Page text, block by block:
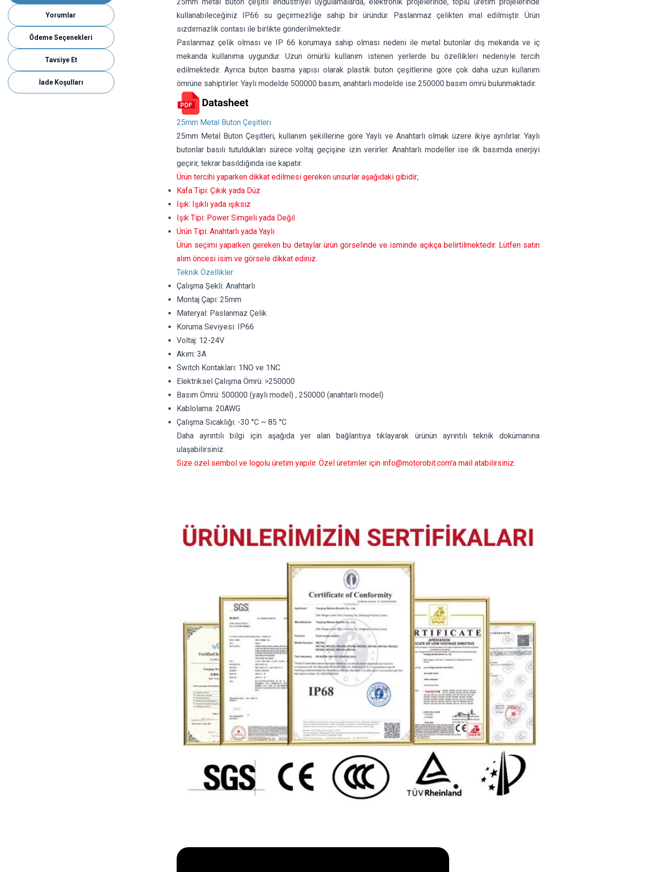
Yorumlar
Ödeme Seçenekleri
Tavsiye Et
İade Koşulları
kullanabileceğiniz IP66 su geçirmezliğe sahip bir üründür. Paslanmaz çelikten imal edilmiştir. Ürün
sızdırmazlık contası ile birlikte gönderilmektedir.
Paslanmaz çelik olması ve IP 66 korumaya sahip olması nedeni ile metal butonlar dış mekanda ve iç
mekanda kullanıma uygundur. Uzun ömürlü kullanım istenen yerlerde bu özellikleri nedeniyle tercih
edilmektedir. Ayrıca buton basma yapısı olarak plastik buton çeşitlerine göre çok daha uzun kullanım
ömrüne sahiptirler. Yaylı modelde 500000 basım, anahtarlı modelde ise 250000 basım ömrü bulunmaktadır.
25mm Metal Buton Çeşitleri
25mm Metal Buton Çeşitleri, kullanım şekillerine göre Yaylı ve Anahtarlı olmak üzere ikiye ayrılırlar. Yaylı
butonlar basılı tutuldukları sürece voltaj geçişine izin verirler. Anahtarlı modeller ise ilk basımda enerjiyi
geçirir, tekrar basıldığında ise kapatır.
Ürün tercihi yaparken dikkat edilmesi gereken unsurlar aşağıdaki gibidir;
Kafa Tipi: Çıkık yada Düz
Işık: Işıklı yada ışıksız
Işık Tipi: Power Simgeli yada Değil
Ürün Tipi: Anahtarlı yada Yaylı
Ürün seçimi yaparken gereken bu detaylar ürün görselinde ve isminde açıkça belirtilmektedir. Lütfen satın
alım öncesi isim ve görsele dikkat ediniz.
Teknik Özellikler:
Çalışma Şekli: Anahtarlı
Montaj Çapı: 25mm
Materyal: Paslanmaz Çelik
Koruma Seviyesi: IP66
Voltaj: 12-24V
Akım: 3A
Switch Kontakları: 1NO ve 1NC
Elektriksel Çalışma Ömrü: >250000
Basım Ömrü: 500000 (yaylı model) , 250000 (anahtarlı model)
Kablolama: 20AWG
Çalışma Sıcaklığı: -30 °C ~ 85 °C
Daha ayrıntılı bilgi için aşağıda yer alan bağlantıya tıklayarak ürünün ayrıntılı teknik dokümanına
ulaşabilirsiniz.
Size özel sembol ve logolu üretim yapılır. Özel üretimler için info@motorobit.com'a mail atabilirsiniz.